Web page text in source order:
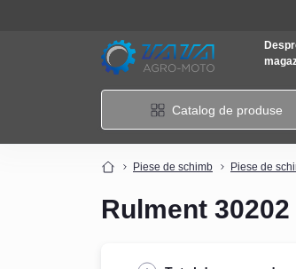
Catalog de produse
Piese de schimb Piese de
Rulment 30202